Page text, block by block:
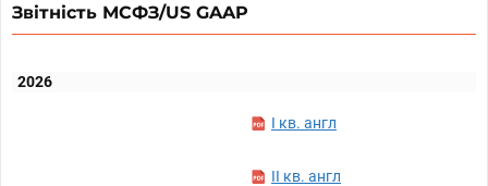
Звітність МСФЗ/US GAAP
2026
I кв. англ
II кв. англ